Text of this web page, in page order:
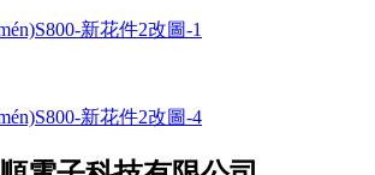
新花件2改圖-1
新花件2改圖-4